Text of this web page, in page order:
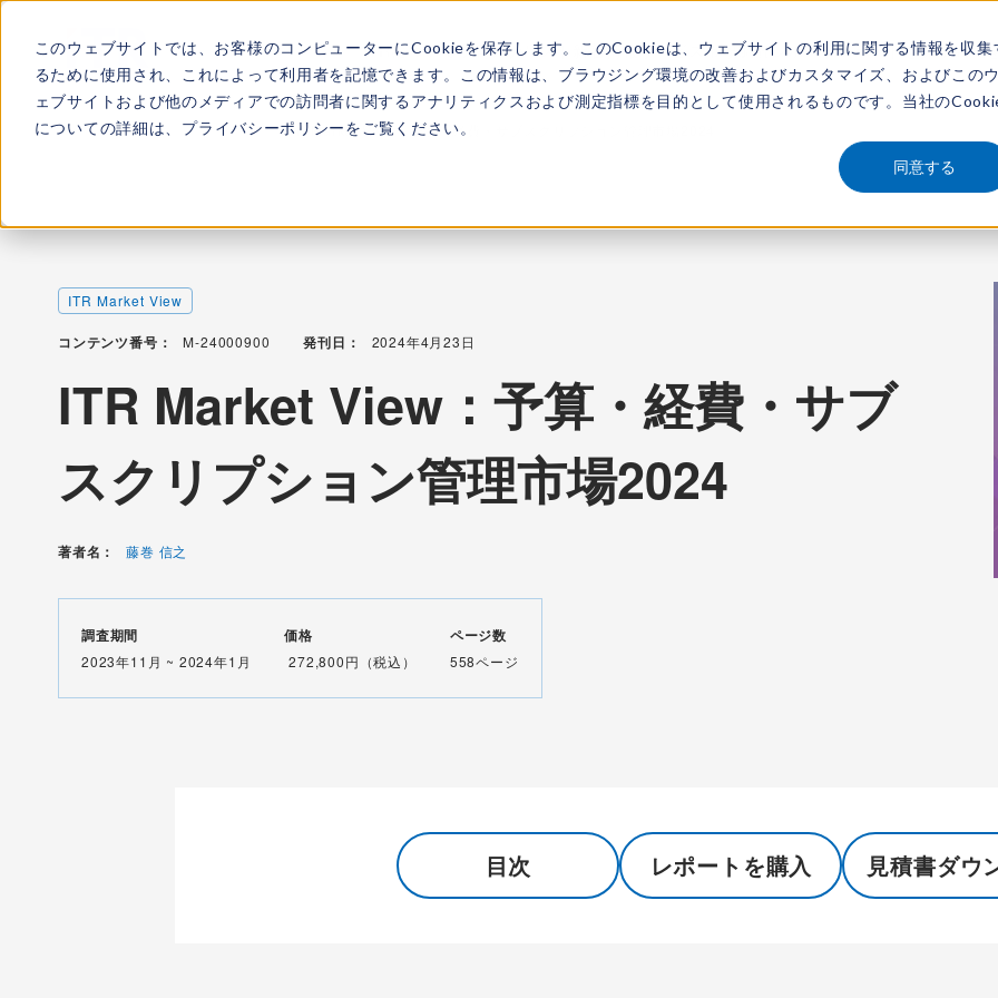
このウェブサイトでは、お客様のコンピューターにCookieを保存します。このCookieは、ウェブサイトの利用に関する情報を収集
るために使用され、これによって利用者を記憶できます。この情報は、ブラウジング環境の改善およびカスタマイズ、およびこの
ェブサイトおよび他のメディアでの訪問者に関するアナリティクスおよび測定指標を目的として使用されるものです。当社の
についての詳細は、 プライバシーポリシーをご覧ください。
同意する
ITRについて所属アナリスト 新着情報サービス市場調査レポートレポートを探す動画
TOP レポート・ライブラリ ITR Market View：予算・経費・サブスクリプション管理市場2024
ITR Market View
コンテンツ番号： M-24000900 発刊日： 2024年4月23日
ITR Market View：予算・経費・サブ
スクリプション管理市場2024
著者名： 藤巻 信之
調査期間
2023年11月 ~ 2024年1月
価格
272,800円（税込）
ページ数
558ページ
目次 レポートを購入 見積書ダウ